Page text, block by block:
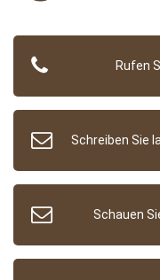
Rufen
Schreiben Sie
Schauen